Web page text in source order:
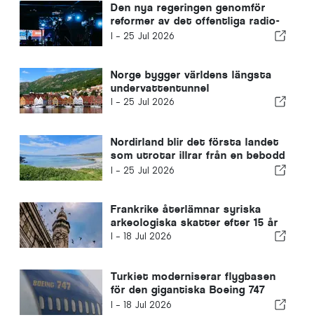
Den nya regeringen genomför
reformer av det offentliga radio-
och tv-systemet
I - 25 Jul 2026
Norge bygger världens längsta
undervattentunnel
I - 25 Jul 2026
Nordirland blir det första landet
som utrotar illrar från en bebodd
öI - 25 Jul 2026
Frankrike återlämnar syriska
arkeologiska skatter efter 15 år
I - 18 Jul 2026
Turkiet moderniserar flygbasen
för den gigantiska Boeing 747
som Qatar donerat till USA
I - 18 Jul 2026